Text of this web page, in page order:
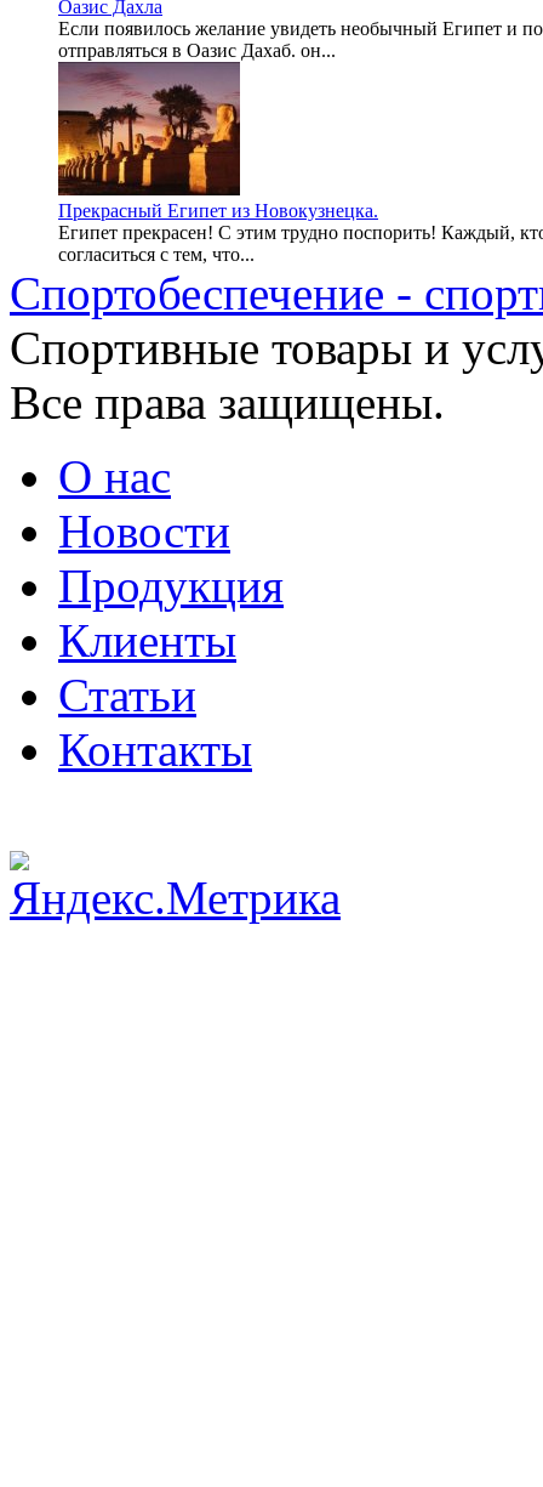
Оазис Дахла
Если появилось желание увидеть необычный Египет и
отправляться в Оазис Дахаб. он...
Прекрасный Египет из Новокузнецка.
Египет прекрасен! С этим трудно поспорить! Каждый,
согласиться с тем, что...
Спортобеспечение -
Cпортивные товары и
Все права защищены.
О нас
Новости
Продукция
Клиенты
Статьи
Контакты